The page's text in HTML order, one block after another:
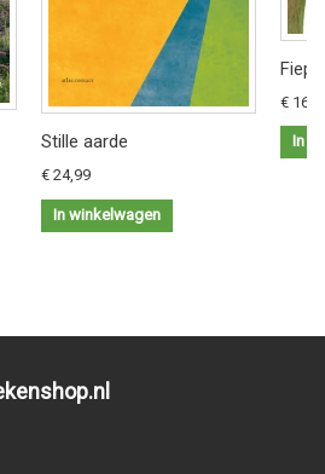
Stille aarde
€ 24,99
In winkelwagen
Fiep
€
In